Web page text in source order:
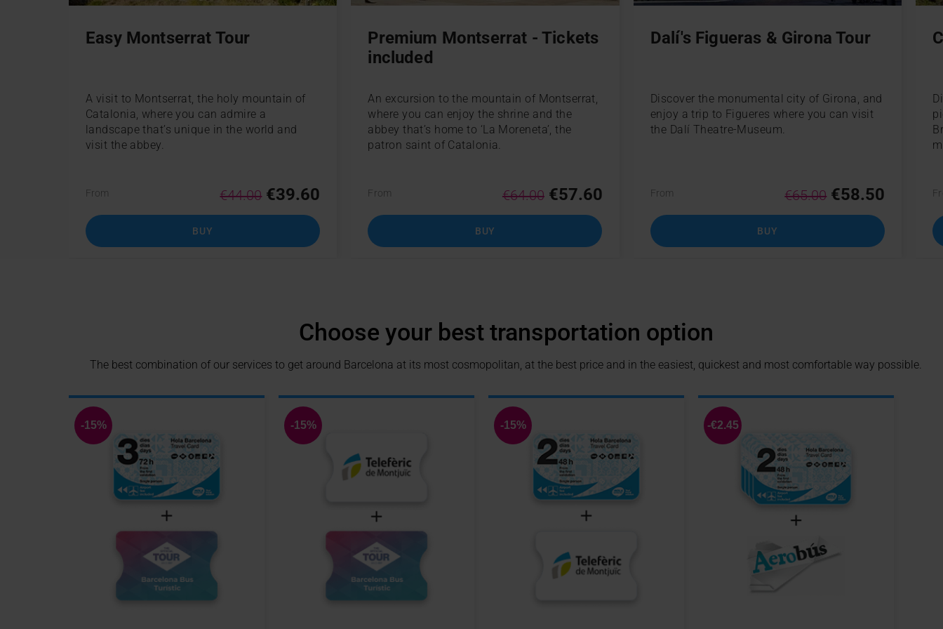
Easy Montserrat Tour
A visit to Montserrat, the holy mountain of
Catalonia, where you can admire a
landscape that’s unique in the world and
visit the abbey.
From €39.60
€44.00
BUY
Premium Montserrat - Tickets
included
An excursion to the mountain of Montserrat,
where you can enjoy the shrine and the
abbey that’s home to ‘La Moreneta’, the
patron saint of Catalonia.
From €57.60
€64.00
BUY
Dalí's Figueras & Girona Tour
Discover the monumental city of Girona, and
enjoy a trip to Figueres where you can visit
the Dalí Theatre-Museum.
From €58.50
€65.00
BUY
Choose your best transportation option
The best combination of our services to get around Barcelona at its most cosmopolitan, at the best price and in the easiest, quickest and most comfortable way possible.